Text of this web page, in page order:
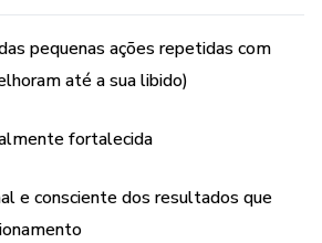
pequenas ações repetidas com
até a sua libido)
fortalecida
e consciente dos resultados que